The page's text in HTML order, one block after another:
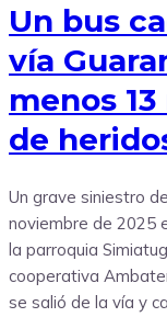
Un bus
vía
menos
de
Un grave siniestro
noviembre de 2025
la parroquia
cooperativa
se salió de la vía y